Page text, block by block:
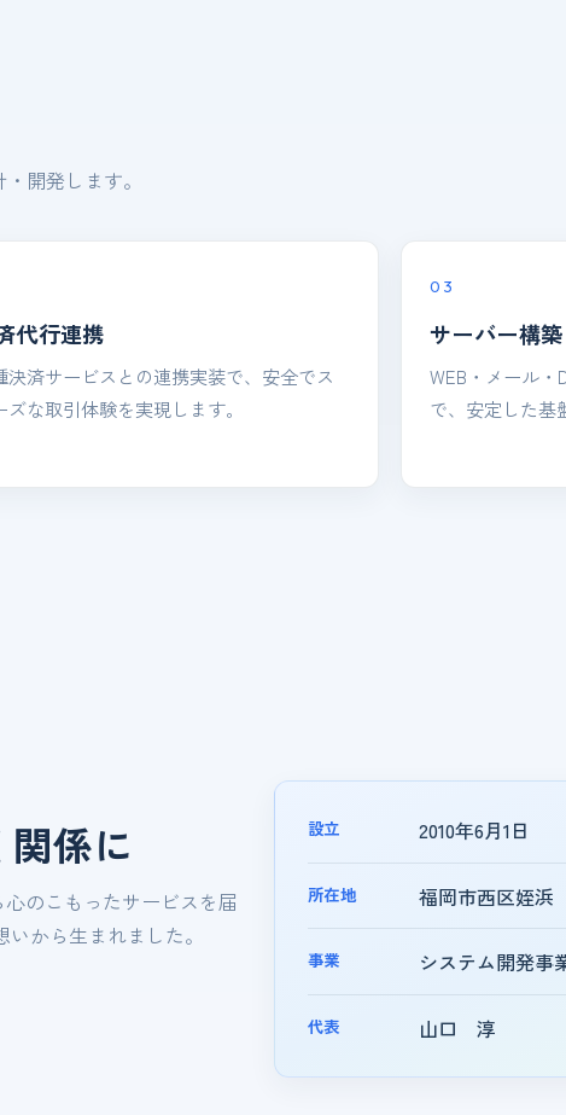
開発します。
代行連携
決済サービスとの連携実装で、安全でス
ズな取引体験を実現します。
03
サーバー構築
WEB・メール
で、安定した基
係に
のこもったサービスを届
から生まれました。
設立 2010年6月1日
所在地 福岡市西区姪浜
事業 システム開発事
代表 山口 淳